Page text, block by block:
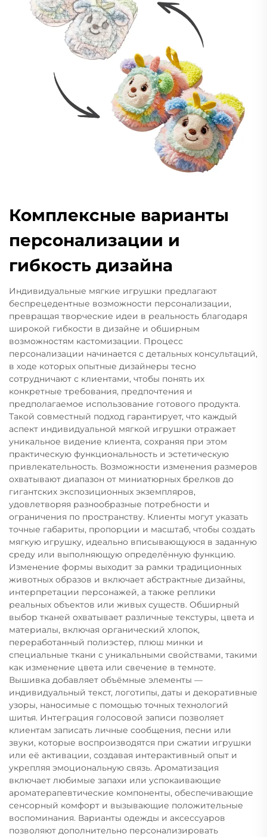
Комплексные варианты
персонализации и
гибкость дизайна
Индивидуальные мягкие игрушки предлагают
беспрецедентные возможности персонализации,
превращая творческие идеи в реальность благодаря
широкой гибкости в дизайне и обширным
возможностям кастомизации. Процесс
персонализации начинается с детальных консультаций,
в ходе которых опытные дизайнеры тесно
сотрудничают с клиентами, чтобы понять их
конкретные требования, предпочтения и
предполагаемое использование готового продукта.
Такой совместный подход гарантирует, что каждый
аспект индивидуальной мягкой игрушки отражает
уникальное видение клиента, сохраняя при этом
практическую функциональность и эстетическую
привлекательность. Возможности изменения размеров
охватывают диапазон от миниатюрных брелков до
гигантских экспозиционных экземпляров,
удовлетворяя разнообразные потребности и
ограничения по пространству. Клиенты могут указать
точные габариты, пропорции и масштаб, чтобы создать
мягкую игрушку, идеально вписывающуюся в заданную
среду или выполняющую определённую функцию.
Изменение формы выходит за рамки традиционных
животных образов и включает абстрактные дизайны,
интерпретации персонажей, а также реплики
реальных объектов или живых существ. Обширный
выбор тканей охватывает различные текстуры, цвета и
материалы, включая органический хлопок,
переработанный полиэстер, плюш минки и
специальные ткани с уникальными свойствами, такими
как изменение цвета или свечение в темноте.
Вышивка добавляет объёмные элементы —
индивидуальный текст, логотипы, даты и декоративные
узоры, наносимые с помощью точных технологий
шитья. Интеграция голосовой записи позволяет
клиентам записать личные сообщения, песни или
звуки, которые воспроизводятся при сжатии игрушки
или её активации, создавая интерактивный опыт и
укрепляя эмоциональную связь. Ароматизация
включает любимые запахи или успокаивающие
ароматерапевтические компоненты, обеспечивающие
сенсорный комфорт и вызывающие положительные
воспоминания. Варианты одежды и аксессуаров
позволяют дополнительно персонализировать